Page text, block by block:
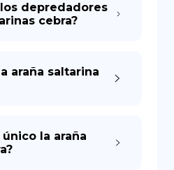
depredadores
cebra?
araña saltarina
la araña